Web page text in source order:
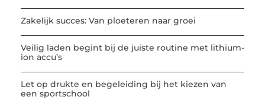
Zakelijk succes: Van ploeteren naar groei
Veilig laden begint bij de juiste routine met lithium-
ion accu’s
Let op drukte en begeleiding bij het kiezen van
een sportschool